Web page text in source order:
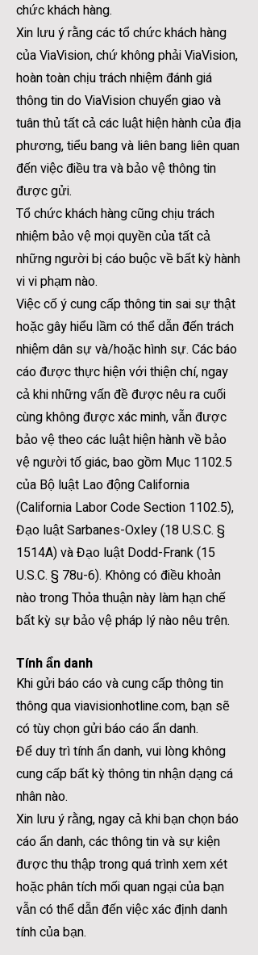
chức khách hàng.
Xin lưu ý rằng các tổ chức khách hàng
của ViaVision, chứ không phải ViaVision,
hoàn toàn chịu trách nhiệm đánh giá
thông tin do ViaVision chuyển giao và
tuân thủ tất cả các luật hiện hành của địa
phương, tiểu bang và liên bang liên quan
đến việc điều tra và bảo vệ thông tin
được gửi.
Tổ chức khách hàng cũng chịu trách
nhiệm bảo vệ mọi quyền của tất cả
những người bị cáo buộc về bất kỳ hành
vi vi phạm nào.
Việc cố ý cung cấp thông tin sai sự thật
hoặc gây hiểu lầm có thể dẫn đến trách
nhiệm dân sự và/hoặc hình sự. Các báo
cáo được thực hiện với thiện chí, ngay
cả khi những vấn đề được nêu ra cuối
cùng không được xác minh, vẫn được
bảo vệ theo các luật hiện hành về bảo
vệ người tố giác, bao gồm Mục 1102.5
của Bộ luật Lao động California
(California Labor Code Section 1102.5),
Đạo luật Sarbanes-Oxley (18 U.S.C. §
1514A) và Đạo luật Dodd-Frank (15
U.S.C. § 78u-6). Không có điều khoản
nào trong Thỏa thuận này làm hạn chế
bất kỳ sự bảo vệ pháp lý nào nêu trên.
Tính ẩn danh
Khi gửi báo cáo và cung cấp thông tin
thông qua viavisionhotline.com, bạn sẽ
có tùy chọn gửi báo cáo ẩn danh.
Để duy trì tính ẩn danh, vui lòng không
cung cấp bất kỳ thông tin nhận dạng cá
nhân nào.
Xin lưu ý rằng, ngay cả khi bạn chọn báo
cáo ẩn danh, các thông tin và sự kiện
được thu thập trong quá trình xem xét
hoặc phân tích mối quan ngại của bạn
vẫn có thể dẫn đến việc xác định danh
tính của bạn.